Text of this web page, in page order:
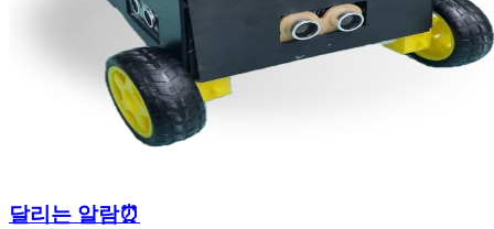
달리는 알람⏰